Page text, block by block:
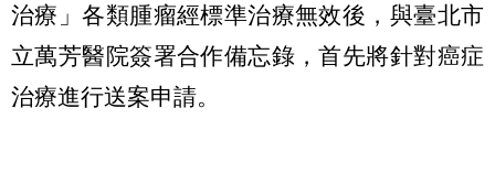
治療」各類腫瘤經標準治療無效後，與臺北市
立萬芳醫院簽署合作備忘錄，首先將針對癌症
治療進行送案申請。